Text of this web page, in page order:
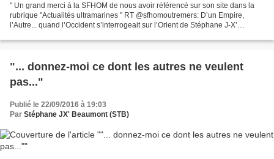
" Un grand merci à la SFHOM de nous avoir référencé sur son site dans la
rubrique "Actualités ultramarines " RT @sfhomoutremers: D’un Empire,
l’Autre... quand l’Occident s’interrogeait sur l’Orient de Stéphane J-X’
"... donnez-moi ce dont les autres ne veulent
pas..."
Publié le 22/09/2016 à 19:03
Par Stéphane JX' Beaumont (STB)